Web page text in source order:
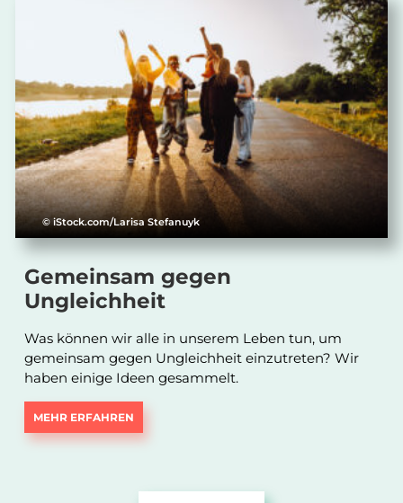
© iStock.com/Larisa Stefanuyk
Gemeinsam gegen
Ungleichheit
Was können wir alle in unserem Leben tun, um
gemeinsam gegen Ungleichheit einzutreten? Wir
haben einige Ideen gesammelt.
MEHR ERFAHREN